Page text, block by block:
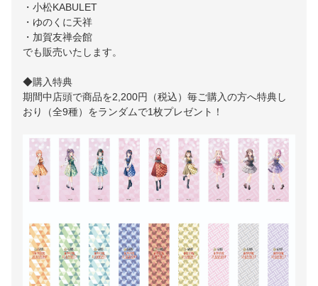
・小松KABULET
・ゆのくに天祥
・加賀友禅会館
でも販売いたします。
◆購入特典
期間中店頭で商品を2,200円（税込）毎ご購入の方へ特典し
おり（全9種）をランダムで1枚プレゼント！